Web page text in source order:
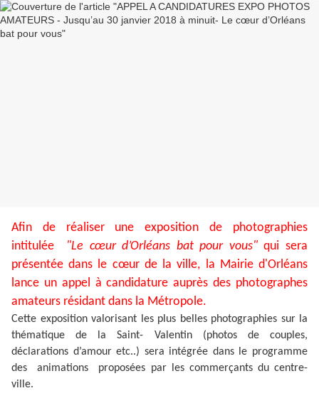
Afin de réaliser une exposition de photographies
intitulée "Le cœur d’Orléans bat pour vous"qui sera
présentée dans le cœur de la ville, la Mairie d'Orléans
lance un appel à candidature auprès des photographes
amateurs résidant dans la Métropole.
Cette exposition valorisant les plus belles photographies sur la
thématique de la Saint- Valentin (photos de couples,
déclarations d’amour etc..) sera intégrée dans le programme
des animations proposées par les commerçants du centre-
ville.